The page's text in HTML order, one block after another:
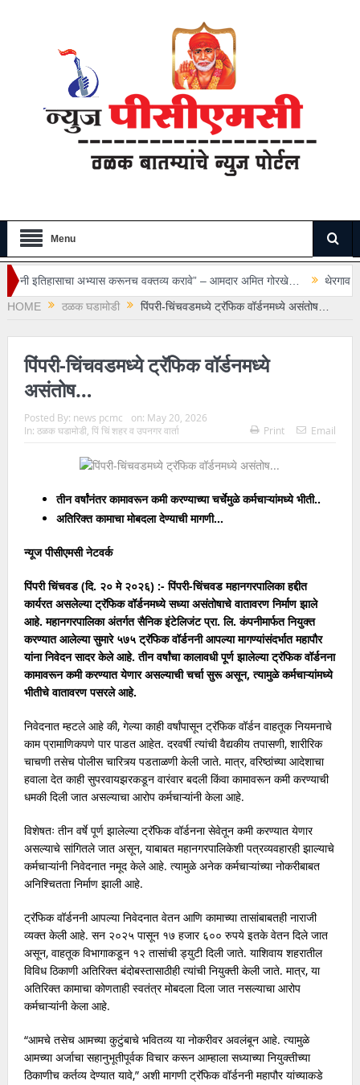
Menu
करूनच वक्तव्य करावे” – आमदार अमित गोरखे…
थेरगाव रुग्णालयातील सुरक्षा
HOME
ठळक घडामोडी पिंपरी-चिंचवडमध्ये ट्रॅफिक वॉर्डनमध्ये असंतोष…
पिंपरी-चिंचवडमध्ये ट्रॅफिक वॉर्डनमध्ये
असंतोष…
Posted By: news pcmc on: May 20, 2026
In: ठळक घडामोडी, पिं चिं शहर व उपनगर वार्ता Print Email
तीन वर्षांनंतर कामावरून कमी करण्याच्या चर्चेमुळे कर्मचाऱ्यांमध्ये भीती..
अतिरिक्त कामाचा मोबदला देण्याची मागणी…
न्यूज पीसीएमसी नेटवर्क
पिंपरी चिंचवड (दि. २० मे २०२६) :- पिंपरी-चिंचवड महानगरपालिका हद्दीत
कार्यरत असलेल्या ट्रॅफिक वॉर्डनमध्ये सध्या असंतोषाचे वातावरण निर्माण झाले
आहे. महानगरपालिका अंतर्गत सैनिक इंटेलिजंट प्रा. लि. कंपनीमार्फत नियुक्त
करण्यात आलेल्या सुमारे ५७५ ट्रॅफिक वॉर्डननी आपल्या मागण्यांसंदर्भात महापौर
यांना निवेदन सादर केले आहे. तीन वर्षांचा कालावधी पूर्ण झालेल्या ट्रॅफिक वॉर्डनना
कामावरून कमी करण्यात येणार असल्याची चर्चा सुरू असून, त्यामुळे कर्मचाऱ्यांमध्ये
भीतीचे वातावरण पसरले आहे.
निवेदनात म्हटले आहे की, गेल्या काही वर्षांपासून ट्रॅफिक वॉर्डन वाहतूक नियमनाचे
काम प्रामाणिकपणे पार पाडत आहेत. दरवर्षी त्यांची वैद्यकीय तपासणी, शारीरिक
चाचणी तसेच पोलीस चारित्र्य पडताळणी केली जाते. मात्र, वरिष्ठांच्या आदेशाचा
हवाला देत काही सुपरवायझरकडून वारंवार बदली किंवा कामावरून कमी करण्याची
धमकी दिली जात असल्याचा आरोप कर्मचाऱ्यांनी केला आहे.
विशेषतः तीन वर्षे पूर्ण झालेल्या ट्रॅफिक वॉर्डनना सेवेतून कमी करण्यात येणार
असल्याचे सांगितले जात असून, याबाबत महानगरपालिकेशी पत्रव्यवहारही झाल्याचे
कर्मचाऱ्यांनी निवेदनात नमूद केले आहे. त्यामुळे अनेक कर्मचाऱ्यांच्या नोकरीबाबत
अनिश्चितता निर्माण झाली आहे.
ट्रॅफिक वॉर्डननी आपल्या निवेदनात वेतन आणि कामाच्या तासांबाबतही नाराजी
व्यक्त केली आहे. सन २०२५ पासून १७ हजार ६०० रुपये इतके वेतन दिले जात
असून, वाहतूक विभागाकडून १२ तासांची ड्युटी दिली जाते. याशिवाय शहरातील
विविध ठिकाणी अतिरिक्त बंदोबस्तासाठीही त्यांची नियुक्ती केली जाते. मात्र, या
अतिरिक्त कामाचा कोणताही स्वतंत्र मोबदला दिला जात नसल्याचा आरोप
कर्मचाऱ्यांनी केला आहे.
“आमचे तसेच आमच्या कुटुंबाचे भवितव्य या नोकरीवर अवलंबून आहे. त्यामुळे
आमच्या अर्जाचा सहानुभूतीपूर्वक विचार करून आम्हाला सध्याच्या नियुक्तीच्या
ठिकाणीच कर्तव्य देण्यात यावे,” अशी मागणी ट्रॅफिक वॉर्डननी महापौर यांच्याकडे